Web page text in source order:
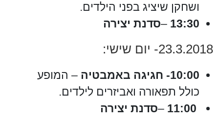
ושחקן שיציג בפני הילדים.
13:30
–סדנת יצירה
23.3.2018- יום שישי:
10:00- חגיגה באמבטיה
– המופע
כולל תפאורה ואביזרים לילדים.
11:00
–סדנת יצירה